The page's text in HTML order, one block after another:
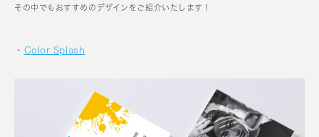
その中でもおすすめのデザインをご紹介いたします！
・ Color Splash